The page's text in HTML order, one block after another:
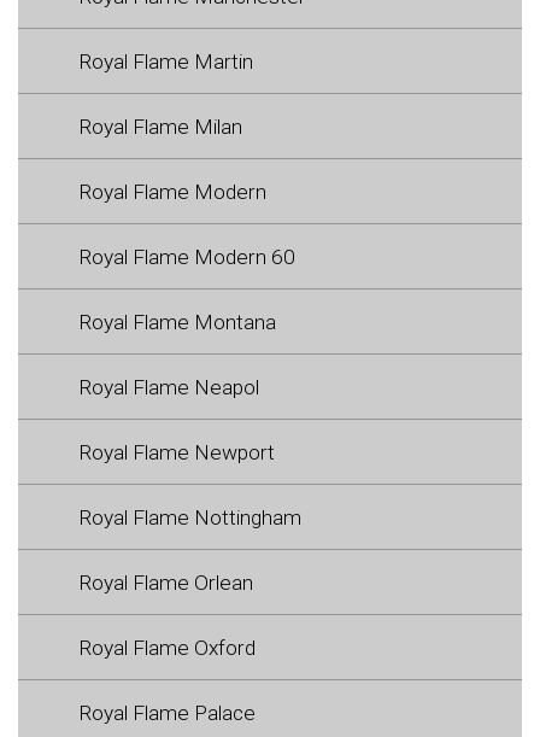
Royal Flame Martin
Royal Flame Milan
Royal Flame Modern
Royal Flame Modern 60
Royal Flame Montana
Royal Flame Neapol
Royal Flame Newport
Royal Flame Nottingham
Royal Flame Orlean
Royal Flame Oxford
Royal Flame Palace